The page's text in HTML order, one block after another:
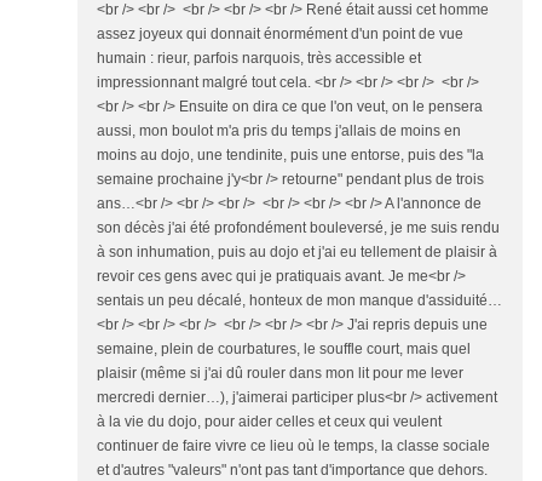
<br /> <br /> <br /> <br /> <br /> René était aussi cet homme
assez joyeux qui donnait énormément d'un point de vue
humain : rieur, parfois narquois, très accessible et
impressionnant malgré tout cela. <br /> <br /> <br /> <br />
<br /> <br /> Ensuite on dira ce que l'on veut, on le pensera
aussi, mon boulot m'a pris du temps j'allais de moins en
moins au dojo, une tendinite, puis une entorse, puis des "la
semaine prochaine j'y<br /> retourne" pendant plus de trois
ans…<br /> <br /> <br /> <br /> <br /> <br /> A l'annonce de
son décès j'ai été profondément bouleversé, je me suis rendu
à son inhumation, puis au dojo et j'ai eu tellement de plaisir à
revoir ces gens avec qui je pratiquais avant. Je me<br />
sentais un peu décalé, honteux de mon manque d'assiduité…
<br /> <br /> <br /> <br /> <br /> <br /> J'ai repris depuis une
semaine, plein de courbatures, le souffle court, mais quel
plaisir (même si j'ai dû rouler dans mon lit pour me lever
mercredi dernier…), j'aimerai participer plus<br /> activement
à la vie du dojo, pour aider celles et ceux qui veulent
continuer de faire vivre ce lieu où le temps, la classe sociale
et d'autres "valeurs" n'ont pas tant d'importance que dehors.